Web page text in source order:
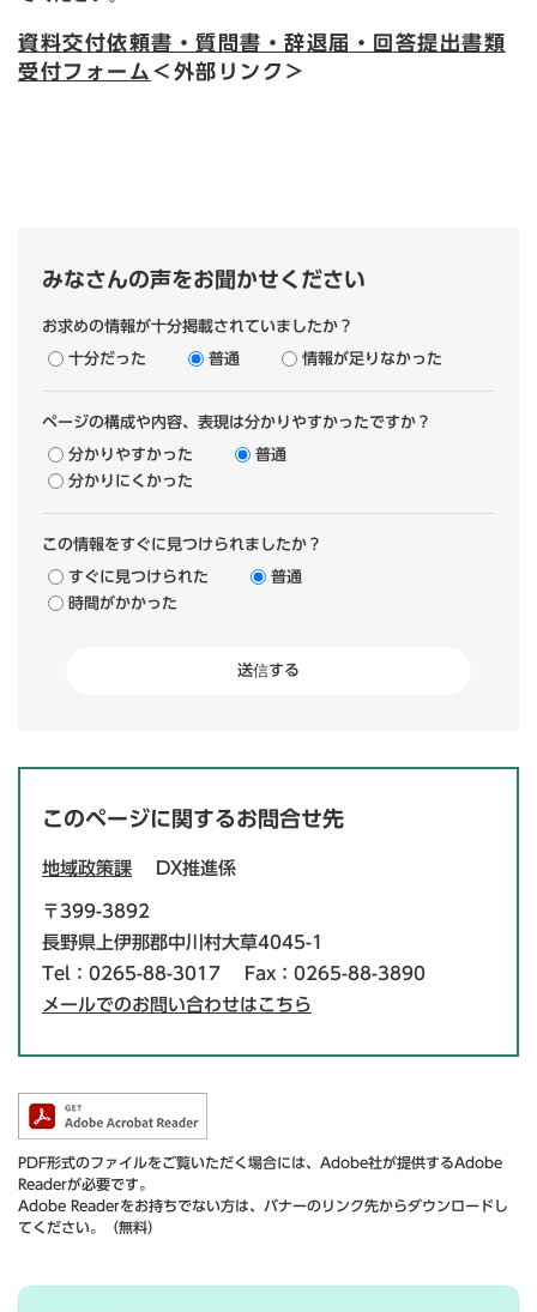
資料交付依頼書・質問書・辞退届・回答提出書類
受付フォーム​ ＜外部リンク＞
みなさんの声をお聞かせください
お求めの情報が十分掲載されていましたか？
十分だった 普通 情報が足りなかった
ページの構成や内容、表現は分かりやすかったですか？
分かりやすかった
普通
分かりにくかった
この情報をすぐに見つけられましたか？
すぐに見つけられた
普通
時間がかかった
このページに関するお問合せ先
地域政策課 DX推進係
〒399-3892
長野県上伊那郡中川村大草4045-1
Tel：0265-88-3017
Fax：0265-88-3890
メールでのお問い合わせはこちら
PDF形式のファイルをご覧いただく場合には、Adobe社が提供するAdobe
Readerが必要です。
Adobe Readerをお持ちでない方は、バナーのリンク先からダウンロードし
てください。（無料）